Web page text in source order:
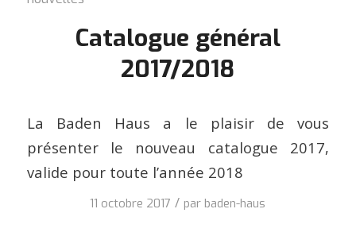
Catalogue général
2017/2018
La Baden Haus a le plaisir de vous
présenter le nouveau catalogue 2017,
valide pour toute l’année 2018
11 octobre 2017 / par baden-haus